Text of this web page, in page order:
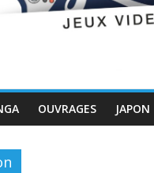
OUVRAGES JAPON